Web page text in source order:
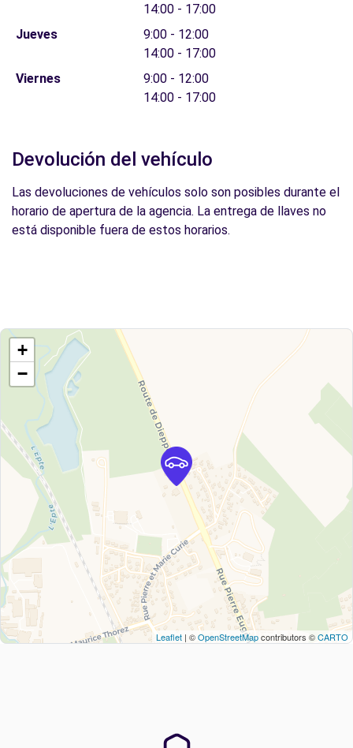
14:00 - 17:00
Jueves
9:00 - 12:00
14:00 - 17:00
Viernes
9:00 - 12:00
14:00 - 17:00
Devolución del vehículo
Las devoluciones de vehículos solo son posibles durante el
horario de apertura de la agencia. La entrega de llaves no
está disponible fuera de estos horarios.
+
−
Leaflet | ©OpenStreetMapcontributors ©CARTO